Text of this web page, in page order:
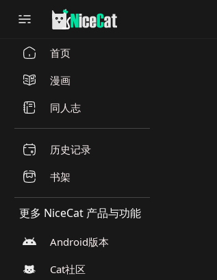
首页
漫画
同人志
历史记录
书架
更多 NiceCat 产品与功能
Android版本
Cat社区